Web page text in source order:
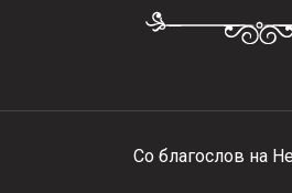
Со благослов на